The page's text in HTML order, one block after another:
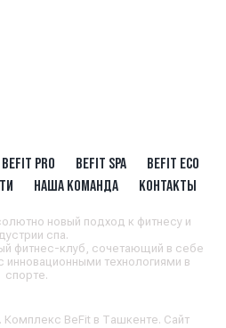
BEFIT PRO BEFIT SPA
BEFIT ECO
НАША КОМАНДА КОНТАКТЫ
новый подход к фитнесу и
спа.
фитнес-клуб, сочетающий в себе
технологиями в
спорте.
BeFit в Ташкенте. Сайт